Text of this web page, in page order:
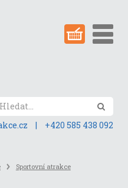
| +420 585 438 092
Sportovní atrakce